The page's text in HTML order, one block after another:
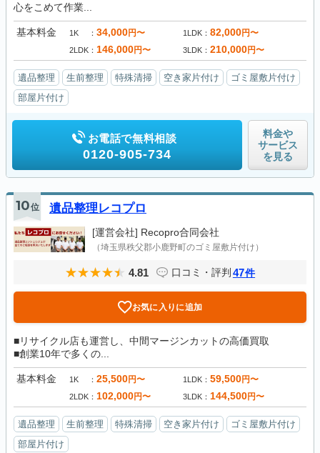
心をこめて作業...
基本料金 1K 34,000円〜 1LDK 82,000円〜
2LDK 146,000円〜 3LDK 210,000円〜
遺品整理 生前整理 特殊清掃 空き家片付け
ゴミ屋敷片付け
部屋片付け
お電話で無料相談
0120-905-734
料金や
サービス
を見る
10位 遺品整理レコプロ
[運営会社] Recopro合同会社
（埼玉県秩父郡小鹿野町のゴミ屋敷片付け）
4.81 口コミ・評判 47件
お気に入りに追加
■リサイクル店も運営し、中間マージンカットの高価買取
■創業10年で多くの...
基本料金 1K 25,500円〜 1LDK 59,500円〜
2LDK 102,000円〜 3LDK 144,500円〜
遺品整理 生前整理 特殊清掃 空き家片付け
ゴミ屋敷片付け
部屋片付け